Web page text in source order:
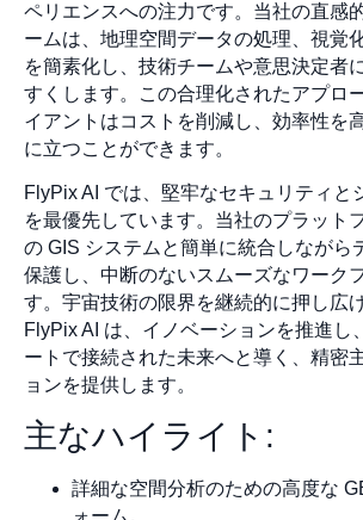
ペリエンスへの注力です。当社の直感
ームは、地理空間データの処理、視覚
を簡素化し、技術チームや意思決定者
すくします。この合理化されたアプロ
イアントはコストを削減し、効率性を
に立つことができます。
FlyPix AI では、堅牢なセキュリティと
を最優先しています。当社のプラット
の GIS システムと簡単に統合しながら
保護し、中断のないスムーズなワーク
す。宇宙技術の限界を継続的に押し広
FlyPix AI は、イノベーションを推進し
ートで接続された未来へと導く、精密
ョンを提供します。
主なハイライト:
詳細な空間分析のための高度な
ォーム。